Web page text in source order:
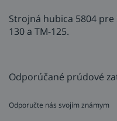
Strojná hubica 5804
130 a TM-125.
Odporúčané prúdové
Odporučte nás svojím známym